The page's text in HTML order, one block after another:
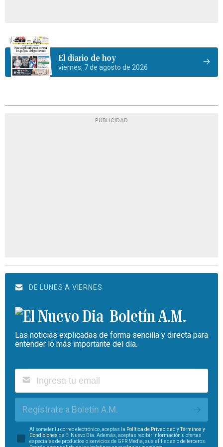
El diario de hoy
viernes, 7 de agosto de 2026
PUBLICIDAD
DE LUNES A VIERNES
Boletín A.M.
Las noticias explicadas de forma sencilla y directa para
entender lo más importante del día.
Regístrate a Boletín A.M.
Al someter tu correo electrónico, aceptas la Política de Privacidad yTérminos y
Condiciones de El Nuevo Día. Además, aceptas recibir información u ofertas
especiales de productos o servicios de GFR Media, sus afiliadas o de terceros.